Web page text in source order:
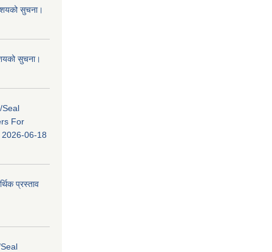
सुचना।
सुचना।
Seal
For
2026-06-18
प्रस्ताव